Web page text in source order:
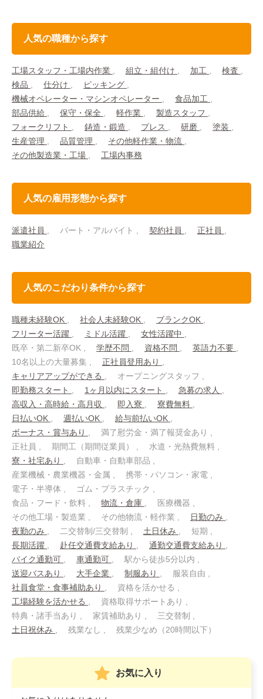
人気の職種から探す
工場スタッフ・工場内作業 組立・組付け 加工
検査
検品
仕分け
ピッキング
機械オペレーター・マシンオペレーター
食品加工
部品供給
保守・保全 軽作業
製造スタッフ
フォークリフト
鋳造・鍛造 プレス 研磨
塗装
生産管理
品質管理
その他軽作業・物流
その他製造業・工場
工場内事務
人気の雇用形態から探す
派遣社員 パート・アルバイト 契約社員
正社員
職業紹介
人気のこだわり条件から探す
職種未経験OK 社会人未経験OK
ブランクOK
フリーター活躍
ミドル活躍
女性活躍中
既卒・第二新卒OK
学歴不問 資格不問
英語力不要
10名以上の大量募集
正社員登用あり
キャリアアップができる
オープニングスタッフ
即勤務スタート
1ヶ月以内にスタート
急募の求人
高収入・高時給・高月収
即入寮
寮費無料
日払いOK
週払いOK
給与前払いOK
ボーナス・賞与あり
満了慰労金・満了報奨金あり
正社員
期間工（期間従業員）
水道・光熱費無料
寮・社宅あり
自動車・自動車部品
産業機械・農業機器・金属
携帯・パソコン・家電
電子・半導体
ゴム・プラスチック
食品・フード・飲料
物流・倉庫
医療機器
その他工場・製造業
その他物流・軽作業
日勤のみ
夜勤のみ
二交替制/三交替制 土日休み
短期
長期活躍
赴任交通費支給あり
通勤交通費支給あり
バイク通勤可
車通勤可
駅から徒歩5分以内
送迎バスあり
大手企業 制服あり
服装自由
社員食堂・食事補助あり
資格を活かせる
工場経験を活かせる
資格取得サポートあり
特典・諸手当あり
家賃補助あり
三交替制
土日祝休み
残業なし 残業少なめ（20時間以下）
お気に入り